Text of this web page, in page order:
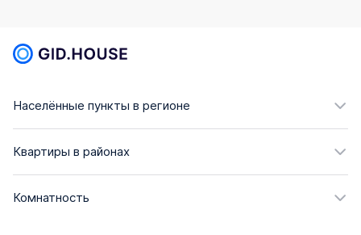
Населённые пункты в регионе
Квартиры в районах
Комнатность